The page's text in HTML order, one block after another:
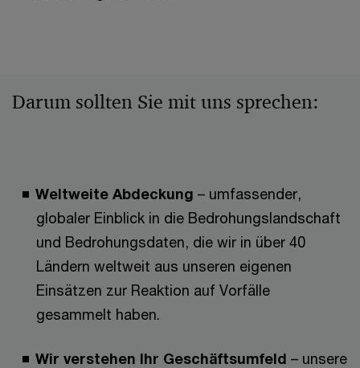
Darum sollten Sie mit uns sprechen:
Weltweite Abdeckung – umfassender,
globaler Einblick in die Bedrohungslandschaft
und Bedrohungsdaten, die wir in über 40
Ländern weltweit aus unseren eigenen
Einsätzen zur Reaktion auf Vorfälle
gesammelt haben.
Wir verstehen Ihr Geschäftsumfeld – unsere